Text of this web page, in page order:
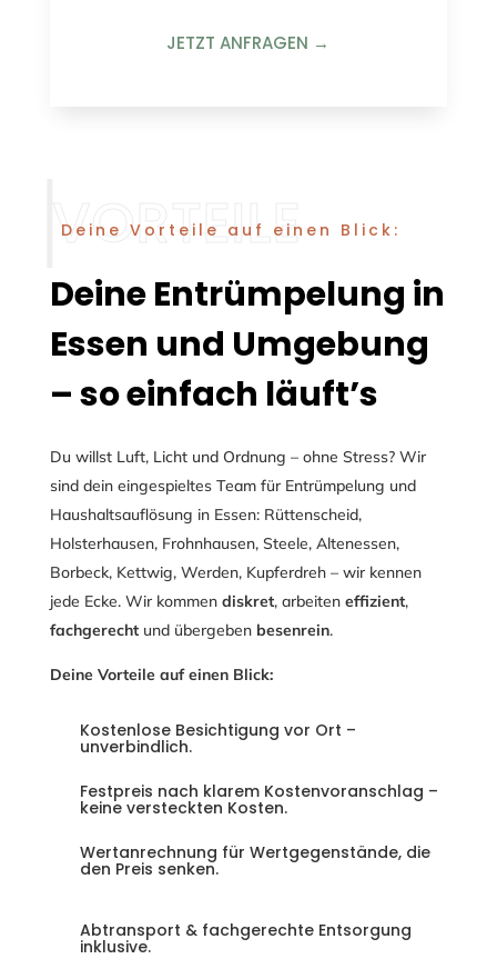
JETZT ANFRAGEN →
Deine Vorteile auf einen Blick:
Deine Entrümpelung in
Essen und Umgebung
– so einfach läuft’s
Du willst Luft, Licht und Ordnung – ohne Stress? Wir
sind dein eingespieltes Team für Entrümpelung und
Haushaltsauflösung in Essen: Rüttenscheid,
Holsterhausen, Frohnhausen, Steele, Altenessen,
Borbeck, Kettwig, Werden, Kupferdreh – wir kennen
jede Ecke. Wir kommen diskret, arbeiten effizient,
fachgerechtund übergeben besenrein.
Deine Vorteile auf einen Blick:
Kostenlose Besichtigung vor Ort –
unverbindlich.
Festpreis nach klarem Kostenvoranschlag –
keine versteckten Kosten.
Wertanrechnung für Wertgegenstände, die
den Preis senken.
Abtransport & fachgerechte Entsorgung
inklusive.